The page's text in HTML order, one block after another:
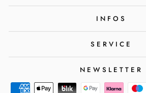
INFOS
SERVICE
NEWSLETTER